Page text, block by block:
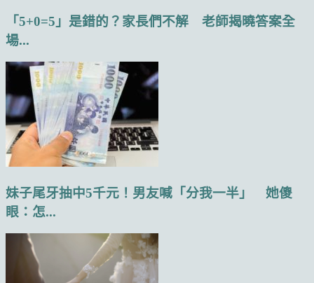
「5+0=5」是錯的？家長們不解 老師揭曉答案全
場...
妹子尾牙抽中5千元！男友喊「分我一半」 她傻
眼：怎...